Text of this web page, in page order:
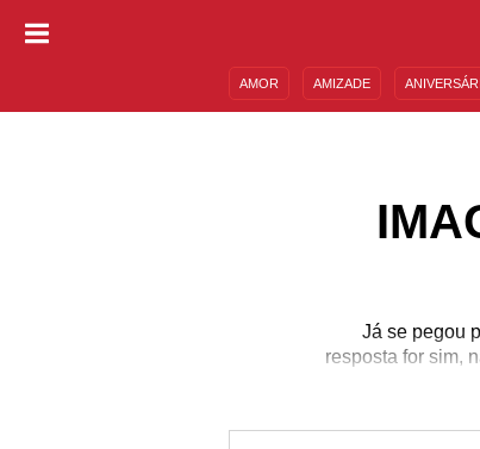
AMOR AMIZADE
Já se pegou
resposta for sim,